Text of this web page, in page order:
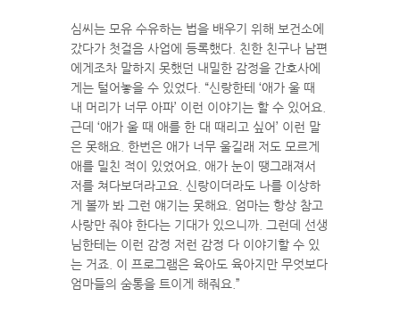
심씨는 모유 수유하는 법을 배우기 위해 보건소에
갔다가 첫걸음 사업에 등록했다. 친한 친구나 남편
에게조차 말하지 못했던 내밀한 감정을 간호사에
게는 털어놓을 수 있었다. “신랑한테 ‘애가 울 때
내 머리가 너무 아파’ 이런 이야기는 할 수 있어요.
근데 ‘애가 울 때 애를 한 대 때리고 싶어’ 이런 말
은 못해요. 한번은 애가 너무 울길래 저도 모르게
애를 밀친 적이 있었어요. 애가 눈이 땡그래져서
저를 쳐다보더라고요. 신랑이더라도 나를 이상하
게 볼까 봐 그런 얘기는 못해요. 엄마는 항상 참고
사랑만 줘야 한다는 기대가 있으니까. 그런데 선생
님한테는 이런 감정 저런 감정 다 이야기할 수 있
는 거죠. 이 프로그램은 육아도 육아지만 무엇보다
엄마들의 숨통을 트이게 해줘요.”